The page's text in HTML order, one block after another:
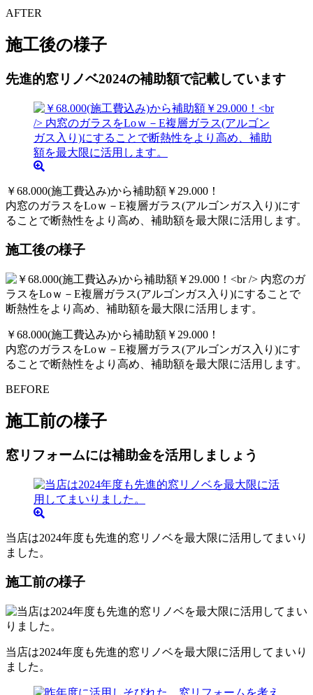
AFTER
施工後の様子
先進的窓リノベ2024の補助額で記載しています
￥68.000(施工費込み)から補助額￥29.000！
内窓のガラスをLoｗ－E複層ガラス(アルゴンガス入り)にす
ることで断熱性をより高め、補助額を最大限に活用します。
施工後の様子
￥68.000(施工費込み)から補助額￥29.000！
内窓のガラスをLoｗ－E複層ガラス(アルゴンガス入り)にす
ることで断熱性をより高め、補助額を最大限に活用します。
BEFORE
施工前の様子
窓リフォームには補助金を活用しましょう
当店は2024年度も先進的窓リノベを最大限に活用してまいり
ました。
施工前の様子
当店は2024年度も先進的窓リノベを最大限に活用してまいり
ました。